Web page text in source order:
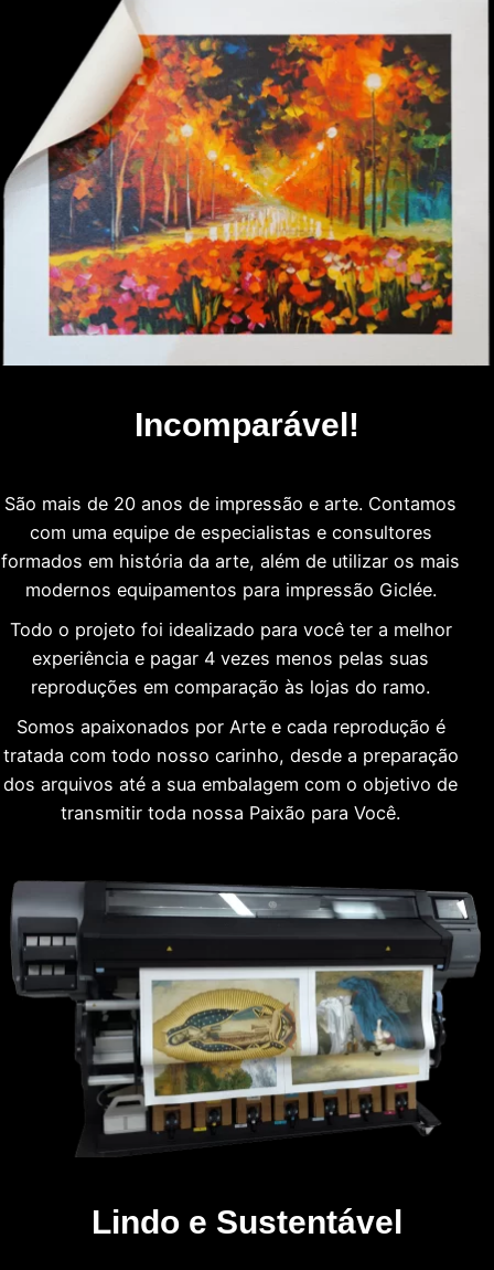
Incomparável!
São mais de 20 anos de impressão e arte. Contamos
com uma equipe de especialistas e consultores
formados em história da arte, além de utilizar os mais
modernos equipamentos para impressão Giclée.
Todo o projeto foi idealizado para você ter a melhor
experiência e pagar 4 vezes menos pelas suas
reproduções em comparação às lojas do ramo.
Somos apaixonados por Arte e cada reprodução é
tratada com todo nosso carinho, desde a preparação
dos arquivos até a sua embalagem com o objetivo de
transmitir toda nossa Paixão para Você.
Lindo e Sustentável